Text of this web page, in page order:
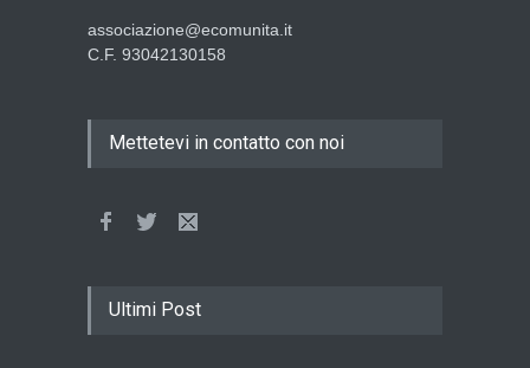
associazione@ecomunita.it
C.F. 93042130158
Mettetevi in contatto con noi
Ultimi Post